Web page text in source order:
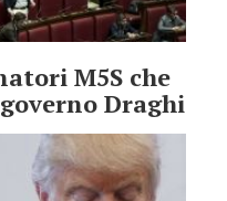
M5S che
Draghi